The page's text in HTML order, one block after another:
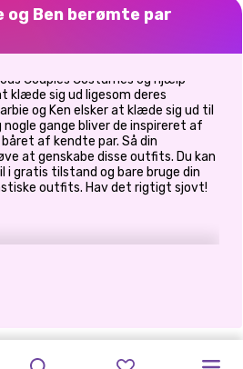
og Ben berømte par
Couples Costumes og hjælp
klæde sig ud ligesom deres
og Ken elsker at klæde sig ud til
nogle gange bliver de inspireret af
af kendte par. Så din
at genskabe disse outfits. Du kan
i gratis tilstand og bare bruge din
outfits. Hav det rigtigt sjovt!